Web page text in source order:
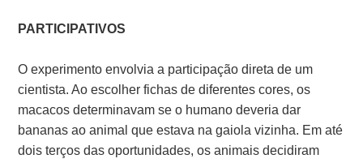
PARTICIPATIVOS
O experimento envolvia a participação direta de um
cientista. Ao escolher fichas de diferentes cores, os
macacos determinavam se o humano deveria dar
bananas ao animal que estava na gaiola vizinha. Em até
dois terços das oportunidades, os animais decidiram